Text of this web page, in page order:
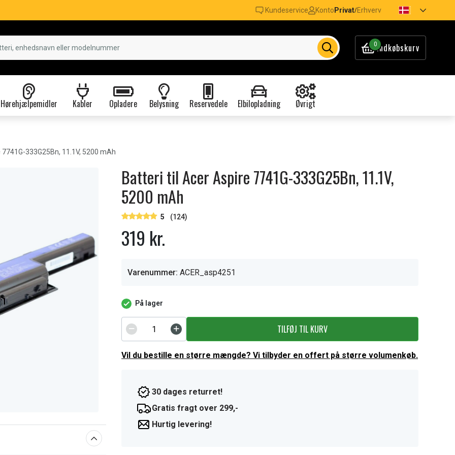
Kundeservice Konto Privat/Erhverv
0Indkøbskurv
Hørehjælpemidler Kabler Opladere Belysning Reservedele Elbilopladning Øvrigt
333G25Bn, 11.1V, 5200 mAh
Batteri til Acer Aspire 7741G-333G25Bn, 11.1V,
5200 mAh
5 (124)
319 kr.
Varenummer: ACER_asp4251
På lager
TILFØJ TIL KURV
Vil du bestille en større mængde? Vi tilbyder en offert på større volumenkøb.
30 dages returret!
Gratis fragt over 299,-
Hurtig levering!